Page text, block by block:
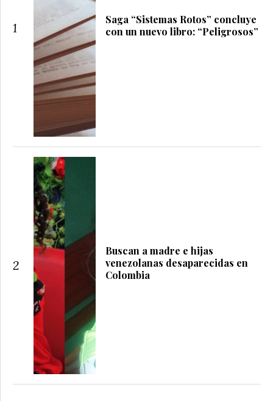
1
Saga “Sistemas Rotos” concluye
con un nuevo libro: “Peligrosos”
2
Buscan a madre e hijas
venezolanas desaparecidas en
Colombia